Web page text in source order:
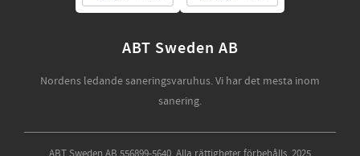
ABT Sweden AB
Nordens ledande saneringsvaruhus. Vi har det mesta inom
sanering.
ABT Sweden AB 556899-5640. Alla rättigheter förbehålls. 2025